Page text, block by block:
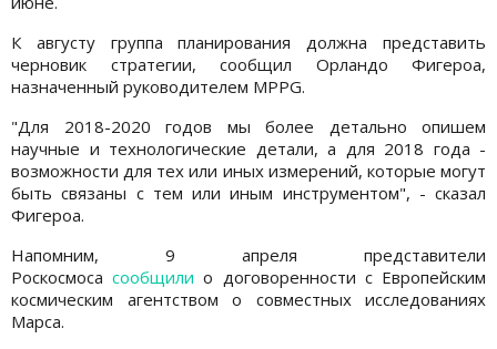
К августу группа планирования должна представить
черновик стратегии, сообщил Орландо Фигероа,
назначенный руководителем MPPG.
"Для 2018-2020 годов мы более детально опишем
научные и технологические детали, а для 2018 года -
возможности для тех или иных измерений, которые могут
быть связаны с тем или иным инструментом", - сказал
Фигероа.
Напомним, 9 апреля представители
Роскосмосасообщили о договоренности с Европейским
космическим агентством о совместных исследованиях
Марса.